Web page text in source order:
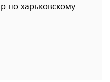
по харьковскому